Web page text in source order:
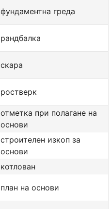
фундаментна греда
рандбалка
скара
ростверк
отметка при полагане на
основи
строителен изкоп за
основи
котлован
план на основи